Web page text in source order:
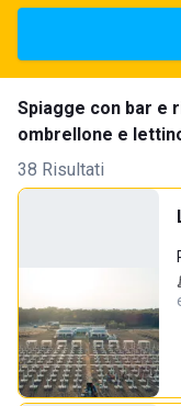
Spiagge con bar e
ombrellone e
38 Risultati